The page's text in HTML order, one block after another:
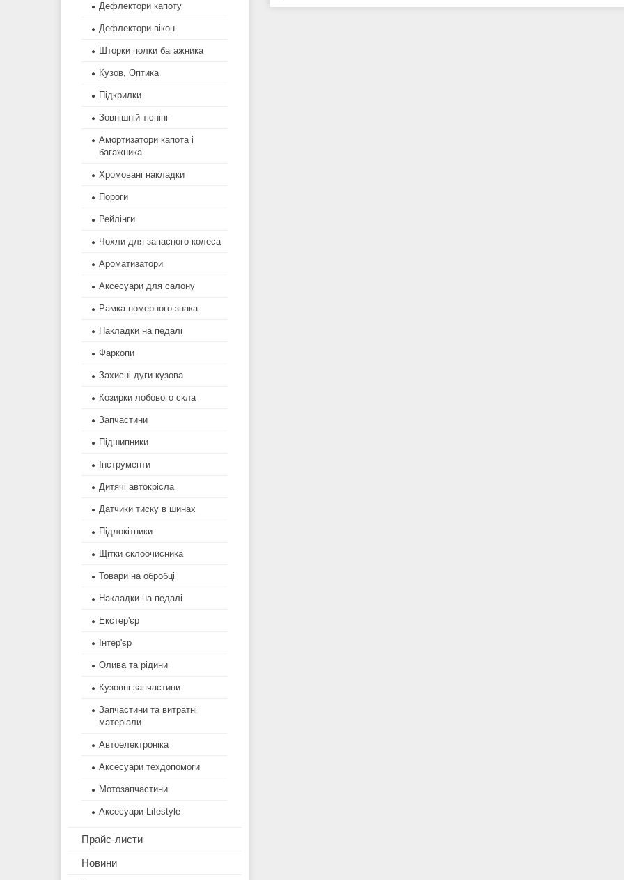
Дефлектори капоту
Дефлектори вікон
Шторки полки багажника
Кузов, Оптика
Підкрилки
Зовнішній тюнінг
Амортизатори капота і
багажника
Хромовані накладки
Пороги
Рейлінги
Чохли для запасного колеса
Ароматизатори
Аксесуари для салону
Рамка номерного знака
Накладки на педалі
Фаркопи
Захисні дуги кузова
Козирки лобового скла
Запчастини
Підшипники
Інструменти
Дитячі автокрісла
Датчики тиску в шинах
Підлокітники
Щітки склоочисника
Товари на обробці
Накладки на педалі
Екстер'єр
Інтер'єр
Олива та рідини
Кузовні запчастини
Запчастини та витратні
матеріали
Автоелектроніка
Аксесуари техдопомоги
Мотозапчастини
Аксесуари Lifestyle
Прайс-листи
Новини